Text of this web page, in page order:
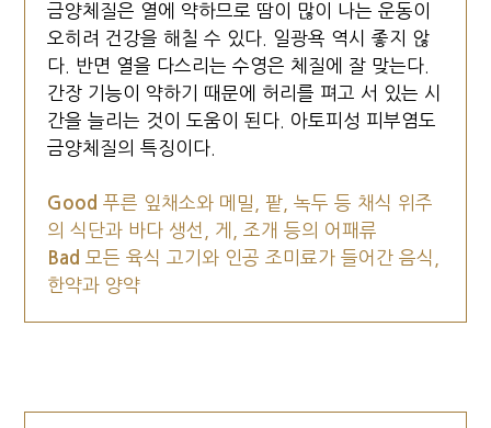
금양체질은 열에 약하므로 땀이 많이 나는 운동이
오히려 건강을 해칠 수 있다. 일광욕 역시 좋지 않
다. 반면 열을 다스리는 수영은 체질에 잘 맞는다.
간장 기능이 약하기 때문에 허리를 펴고 서 있는 시
간을 늘리는 것이 도움이 된다. 아토피성 피부염도
금양체질의 특징이다.
Good푸른 잎채소와 메밀, 팥, 녹두 등 채식 위주
의 식단과 바다 생선, 게, 조개 등의 어패류
Bad모든 육식 고기와 인공 조미료가 들어간 음식,
한약과 양약